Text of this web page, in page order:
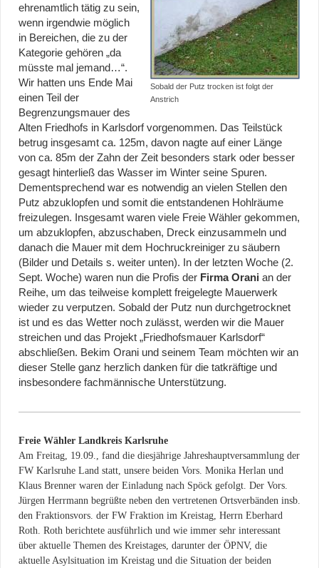
Sobald der Putz trocken ist folgt der
Anstrich
ehrenamtlich tätig zu sein,
wenn irgendwie möglich
in Bereichen, die zu der
Kategorie gehören „da
müsste mal jemand…“.
Wir hatten uns Ende Mai
einen Teil der
Begrenzungsmauer des
Alten Friedhofs in Karlsdorf vorgenommen. Das Teilstück
betrug insgesamt ca. 125m, davon nagte auf einer Länge
von ca. 85m der Zahn der Zeit besonders stark oder besser
gesagt hinterließ das Wasser im Winter seine Spuren.
Dementsprechend war es notwendig an vielen Stellen den
Putz abzuklopfen und somit die entstandenen Hohlräume
freizulegen. Insgesamt waren viele Freie Wähler gekommen,
um abzuklopfen, abzuschaben, Dreck einzusammeln und
danach die Mauer mit dem Hochruckreiniger zu säubern
(Bilder und Details s. weiter unten).
In der letzten Woche (2.
Sept. Woche) waren nun die Profis der Firma Orani an der
Reihe, um das teilweise komplett freigelegte Mauerwerk
wieder zu verputzen. Sobald der Putz nun durchgetrocknet
ist und es das Wetter noch zulässt, werden wir die Mauer
streichen und das Projekt „Friedhofsmauer Karlsdorf“
abschließen. Bekim Orani und seinem Team möchten wir an
dieser Stelle ganz herzlich danken für die tatkräftige und
insbesondere fachmännische Unterstützung.
Freie Wähler Landkreis Karlsruhe
Am Freitag, 19.09., fand die diesjährige Jahreshauptversammlung der
FW Karlsruhe Land statt, unsere beiden Vors. Monika Herlan und
Klaus Brenner waren der Einladung nach Spöck gefolgt. Der Vors.
Jürgen Herrmann begrüßte neben den vertretenen Ortsverbänden insb.
den Fraktionsvors. der FW Fraktion im Kreistag, Herrn Eberhard
Roth. Roth berichtete ausführlich und wie immer sehr interessant
über aktuelle Themen des Kreistages, darunter der ÖPNV, die
aktuelle Asylsituation im Kreistag und die Situation der beiden